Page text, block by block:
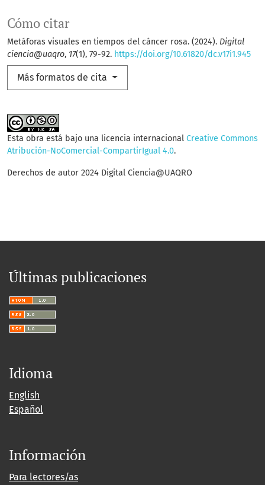
Cómo citar
Metáforas visuales en tiempos del cáncer rosa. (2024). Digital
ciencia@uaqro, 17(1), 79-92. https://doi.org/10.61820/dc.v17i1.945
Más formatos de cita
Esta obra está bajo una licencia internacional Creative Commons
Atribución-NoComercial-CompartirIgual 4.0.
Derechos de autor 2024 Digital Ciencia@UAQRO
Últimas publicaciones
Idioma
English
Español
Información
Para lectores/as